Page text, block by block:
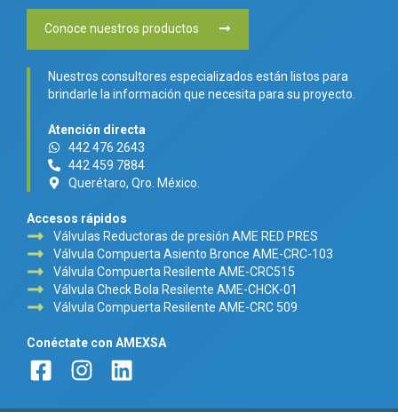
Conoce nuestros productos
Nuestros consultores especializados están listos para
brindarle la información que necesita para su proyecto.
Atención directa
442 476 2643
442 459 7884
Querétaro, Qro. México.
Accesos rápidos
Válvulas Reductoras de presión AME RED PRES
Válvula Compuerta Asiento Bronce AME-CRC-103
Válvula Compuerta Resilente AME-CRC515
Válvula Check Bola Resilente AME-CHCK-01
Válvula Compuerta Resilente AME-CRC 509
Conéctate con AMEXSA